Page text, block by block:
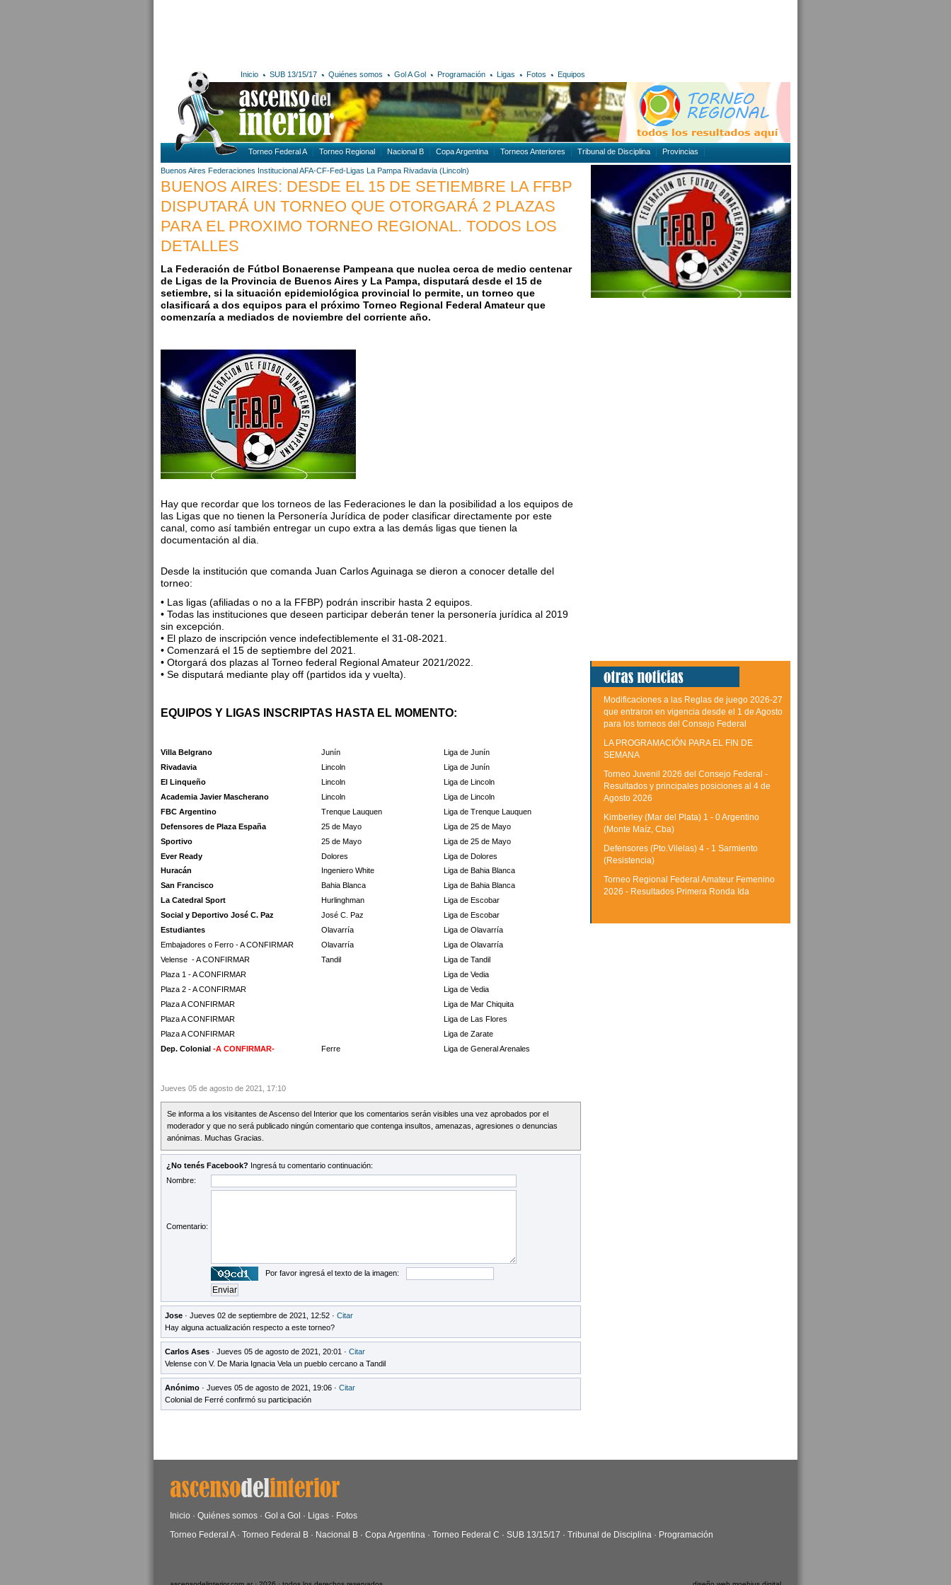
Inicio SUB 13/15/17 Quiénes somos Gol A Gol Programación Ligas Fotos Equipos
Torneo Federal A Torneo Regional Nacional B Copa Argentina Torneos Anteriores Tribunal de Disciplina Provincias
Buenos Aires Federaciones Institucional AFA-CF-Fed-Ligas La Pampa Rivadavia (Lincoln)
BUENOS AIRES: DESDE EL 15 DE SETIEMBRE LA FFBP
DISPUTARÁ UN TORNEO QUE OTORGARÁ 2 PLAZAS
PARA EL PROXIMO TORNEO REGIONAL. TODOS LOS
DETALLES
La Federación de Fútbol Bonaerense Pampeana que nuclea cerca de medio centenar
de Ligas de la Provincia de Buenos Aires y La Pampa, disputará desde el 15 de
setiembre, si la situación epidemiológica provincial lo permite, un torneo que
clasificará a dos equipos para el próximo Torneo Regional Federal Amateur que
comenzaría a mediados de noviembre del corriente año.
Hay que recordar que los torneos de las Federaciones le dan la posibilidad a los equipos de
las Ligas que no tienen la Personería Jurídica de poder clasificar directamente por este
canal, como así también entregar un cupo extra a las demás ligas que tienen la
documentación al dia.
Desde la institución que comanda Juan Carlos Aguinaga se dieron a conocer detalle del
torneo:
• Las ligas (afiliadas o no a la FFBP) podrán inscribir hasta 2 equipos.
• Todas las instituciones que deseen participar deberán tener la personería jurídica al 2019
sin excepción.
• El plazo de inscripción vence indefectiblemente el 31-08-2021.
• Comenzará el 15 de septiembre del 2021.
• Otorgará dos plazas al Torneo federal Regional Amateur 2021/2022.
• Se disputará mediante play off (partidos ida y vuelta).
EQUIPOS Y LIGAS INSCRIPTAS HASTA EL MOMENTO:
Villa Belgrano Junín
Liga de Junín
Rivadavia
Lincoln
Liga de Junín
El Linqueño
Lincoln
Liga de Lincoln
Academia Javier Mascherano
Lincoln
Liga de Lincoln
FBC Argentino
Trenque Lauquen
Liga de Trenque Lauquen
Defensores de Plaza España
25 de Mayo
Liga de 25 de Mayo
Sportivo
25 de Mayo
Liga de 25 de Mayo
Ever Ready
Dolores
Liga de Dolores
Huracán
Ingeniero White
Liga de Bahia Blanca
San Francisco
Bahia Blanca
Liga de Bahia Blanca
La Catedral Sport
Hurlinghman
Liga de Escobar
Social y Deportivo José C. Paz
José C. Paz
Liga de Escobar
Estudiantes
Olavarría
Liga de Olavarría
Embajadores o Ferro - A CONFIRMAR
Olavarría
Liga de Olavarría
Velense - A CONFIRMAR
Tandil
Liga de Tandil
Plaza 1 - A CONFIRMAR
Liga de Vedia
Plaza 2 - A CONFIRMAR
Liga de Vedia
Plaza A CONFIRMAR
Liga de Mar Chiquita
Plaza A CONFIRMAR
Liga de Las Flores
Plaza A CONFIRMAR
Liga de Zarate
Dep. Colonial -A CONFIRMAR- Ferre Liga de General Arenales
Jueves 05 de agosto de 2021, 17:10
Se informa a los visitantes de Ascenso del Interior que los comentarios serán visibles una vez aprobados por el
moderador y que no será publicado ningún comentario que contenga insultos, amenazas, agresiones o denuncias
anónimas. Muchas Gracias.
¿No tenés Facebook? Ingresá tu comentario continuación:
Nombre:
Comentario:
Por favor ingresá el texto de la imagen:
Jose · Jueves 02 de septiembre de 2021, 12:52 · Citar
Hay alguna actualización respecto a este torneo?
Carlos Ases · Jueves 05 de agosto de 2021, 20:01 · Citar
Velense con V. De Maria Ignacia Vela un pueblo cercano a Tandil
Anónimo · Jueves 05 de agosto de 2021, 19:06 · Citar
Colonial de Ferré confirmó su participación
Modificaciones a las Reglas de juego 2026-27
que entraron en vigencia desde el 1 de Agosto
para los torneos del Consejo Federal
LA PROGRAMACIÓN PARA EL FIN DE
SEMANA
Torneo Juvenil 2026 del Consejo Federal -
Resultados y principales posiciones al 4 de
Agosto 2026
Kimberley (Mar del Plata) 1 - 0 Argentino
(Monte Maíz, Cba)
Defensores (Pto.Vilelas) 4 - 1 Sarmiento
(Resistencia)
Torneo Regional Federal Amateur Femenino
2026 - Resultados Primera Ronda Ida
Inicio · Quiénes somos · Gol a Gol · Ligas · Fotos
Torneo Federal A· Torneo Federal B · Nacional B · Copa Argentina · Torneo Federal C · SUB 13/15/17 · Tribunal de Disciplina · Programación